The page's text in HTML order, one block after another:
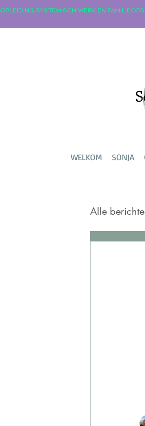
OPLEIDING SYSTEMISCH WERK EN
WELKOM SONJA
Alle